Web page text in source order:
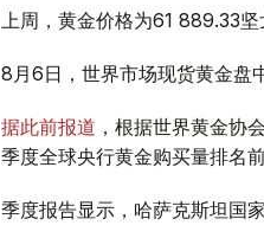
上周，黄金价格为61 889.33
8月6日，世界市场现货黄金盘
据此前报道 ，根据世界黄金协
季度全球央行黄金购买量排名
季度报告显示，哈萨克斯坦国